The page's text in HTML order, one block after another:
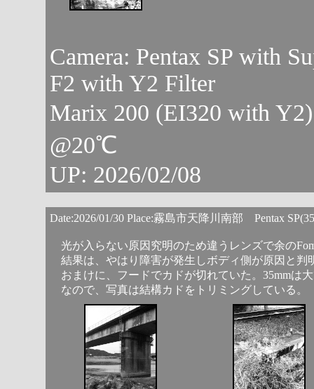
Camera: Pentax SP with
F2 with Y2 Filter
Marix 200 (EI320 with
@20℃
UP: 2026/02/08
Date:2026/01/30 Place:霧島市天降川南部 Pentax
光が入らない原因究明のため違うレンズで余の
結果は、やはり障害が発生しボディ側が原因と判
おまけに、フードでカドが切れていた。35mmは
なので、写真は結構カドをトリミングしている。